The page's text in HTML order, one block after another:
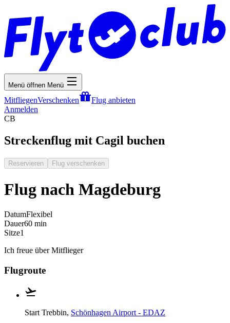
Menü öffnen Menü
MitfliegenVerschenken
Flug anbieten
Anmelden
CB
Streckenflug mit Cagil buchen
Reservieren Flug verschenken
Flug nach Magdeburg
DatumFlexibel
Dauer60 min
Sitze1
Ich freue über Mitflieger
Flugroute
Start Trebbin, Schönhagen Airport - EDAZ